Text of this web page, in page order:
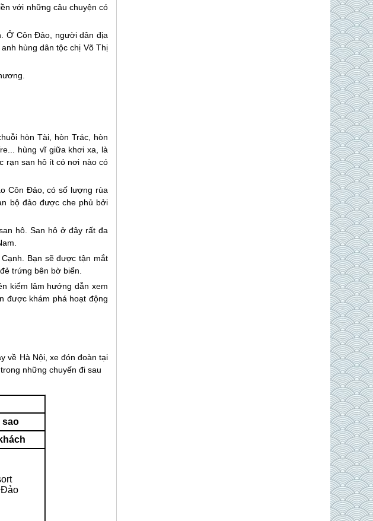
với những câu chuyện có
Ở Côn Đảo , người dân địa
hùng dân tộc chị Võ Thị
hòn Tài, hòn Trác, hòn
hùng vĩ giữa khơi xa, là
rạn san hô ít có nơi nào có
Côn Đảo, có số lượng rùa
bộ đảo được che phủ bởi
hô. San hô ở đây rất đa
Bạn sẽ được tận mắt
trứng bên bờ biển.
kiểm lâm hướng dẫn xem
được khám phá hoạt động
về Hà Nội, xe đón đoàn tại
những chuyến đi sau
sao